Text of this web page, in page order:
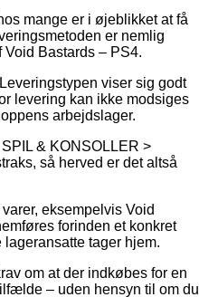
mange er i øjeblikket at få
er nemlig
Bastards – PS4.
viser sig godt
levering kan ikke modsiges
arbejdslager.
& KONSOLLER >
så herved er det altså
eksempelvis Void
forinden et konkret
tager hjem.
om at der indkøbes for en
– uden hensyn til om du